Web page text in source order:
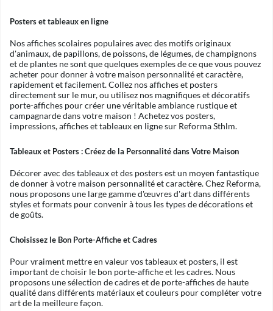
Posters et tableaux en ligne
Nos affiches scolaires populaires avec des motifs originaux
d'animaux, de papillons, de poissons, de légumes, de champignons
et de plantes ne sont que quelques exemples de ce que vous pouvez
acheter pour donner à votre maison personnalité et caractère,
rapidement et facilement. Collez nos affiches et posters
directement sur le mur, ou utilisez nos magnifiques et décoratifs
porte-affiches pour créer une véritable ambiance rustique et
campagnarde dans votre maison ! Achetez vos posters,
impressions, affiches et tableaux en ligne sur Reforma Sthlm.
Tableaux et Posters : Créez de la Personnalité dans Votre Maison
Décorer avec des tableaux et des posters est un moyen fantastique
de donner à votre maison personnalité et caractère. Chez Reforma,
nous proposons une large gamme d'œuvres d'art dans différents
styles et formats pour convenir à tous les types de décorations et
de goûts.
Choisissez le Bon Porte-Affiche et Cadres
Pour vraiment mettre en valeur vos tableaux et posters, il est
important de choisir le bon porte-affiche et les cadres. Nous
proposons une sélection de cadres et de porte-affiches de haute
qualité dans différents matériaux et couleurs pour compléter votre
art de la meilleure façon.